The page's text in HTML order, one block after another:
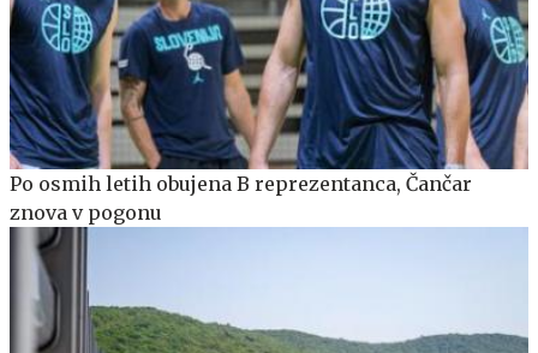
Po osmih letih obujena B reprezentanca, Čančar
znova v pogonu